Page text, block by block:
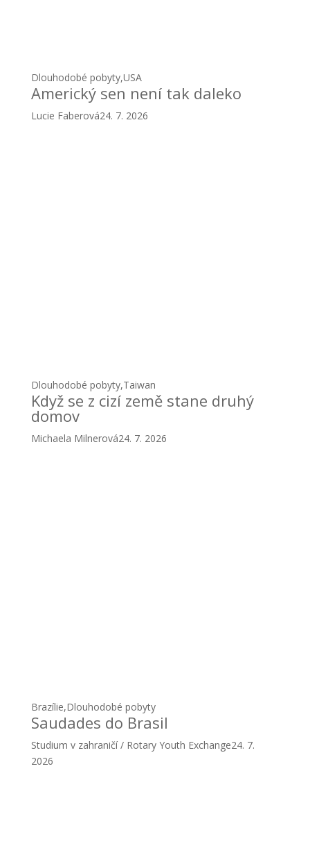
Dlouhodobé pobyty,USA
Americký sen není tak daleko
Lucie Faberová24. 7. 2026
Dlouhodobé pobyty,Taiwan
Když se z cizí země stane druhý
domov
Michaela Milnerová24. 7. 2026
Brazílie,Dlouhodobé pobyty
Saudades do Brasil
Studium v zahraničí / Rotary Youth Exchange24. 7.
2026